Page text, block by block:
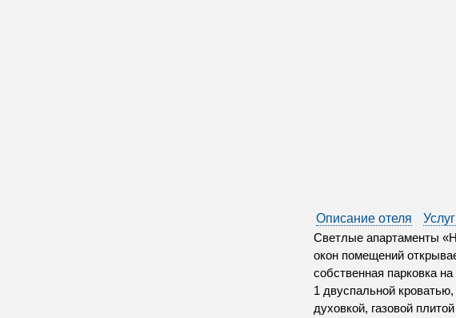
Описание отеля
Светлые апартаменты
окон помещений
собственная парковка
1 двуспальной
духовкой, газовой